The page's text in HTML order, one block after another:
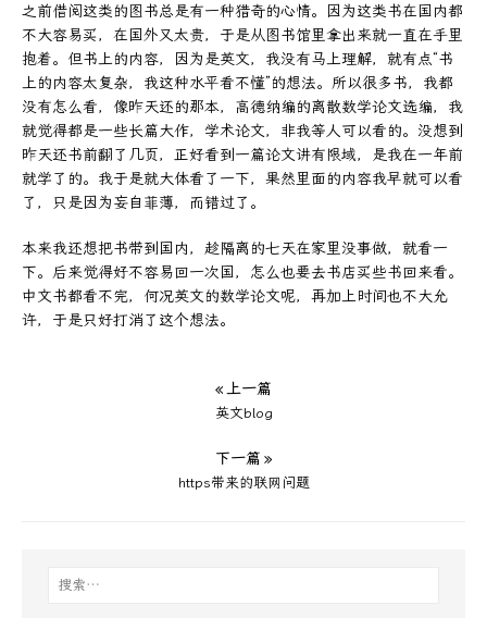
之前借阅这类的图书总是有一种猎奇的心情。因为这类书在国内都
不大容易买，在国外又太贵，于是从图书馆里拿出来就一直在手里
抱着。但书上的内容，因为是英文，我没有马上理解，就有点“书
上的内容太复杂，我这种水平看不懂”的想法。所以很多书，我都
没有怎么看，像昨天还的那本，高德纳编的离散数学论文选编，我
就觉得都是一些长篇大作，学术论文，非我等人可以看的。没想到
昨天还书前翻了几页，正好看到一篇论文讲有限域，是我在一年前
就学了的。我于是就大体看了一下，果然里面的内容我早就可以看
了，只是因为妄自菲薄，而错过了。
本来我还想把书带到国内，趁隔离的七天在家里没事做，就看一
下。后来觉得好不容易回一次国，怎么也要去书店买些书回来看。
中文书都看不完，何况英文的数学论文呢，再加上时间也不大允
许，于是只好打消了这个想法。
« 上一篇
英文blog
下一篇 »
https带来的联网问题